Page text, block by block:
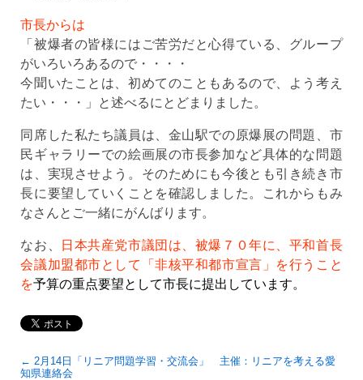
市長からは
「被爆者の皆様にはご苦労だと心得ている、グループ
がいろいろあるので・・・・
今聞いたことは、初めてのこともあるので、よう考え
たい・・・」と述べるにとどまりました。
同席した私たち議員は、金山駅での原爆展の問題、市
民ギャラリーでの絵画展の市長参加など具体的な問題
は、実現させよう。そのためにも今後とも引き続き市
長に要望していくことを確認しました。これからもみ
なさんとご一緒にがんばります。
なお、 日本共産党市議団は、 被爆７０年に、平和首長
会議加盟都市として「非核平和都市宣言」を行うこと
を予算の重点要望として市長に提出しています。
← 2月14日「リニア問題学習・交流会」 主催：リニアを考える愛
知県連絡会